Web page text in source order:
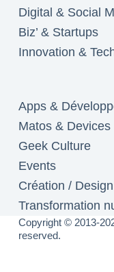
Digital & Social
Biz’ & Startups
Innovation &
Apps &
Matos & Devices
Geek Culture
Events
Création / Design
Transformation
Copyright © 2013-
reserved.